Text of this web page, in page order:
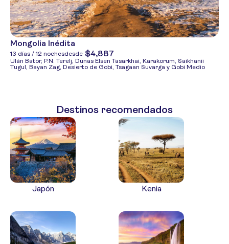
Mongolia Inédita
13 días / 12 nochesdesde $4,887
Ulán Bator, P.N. Terelj, Dunas Elsen Tasarkhai, Karakorum, Saikhanii
Tugul, Bayan Zag, Desierto de Gobi, Tsagaan Suvarga y Gobi Medio
Destinos recomendados
Japón Kenia